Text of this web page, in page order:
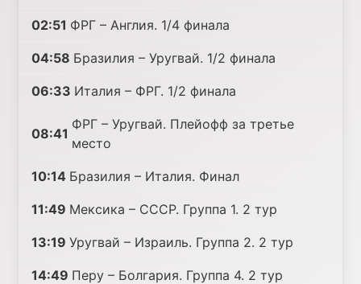
02:51 ФРГ – Англия. 1/4 финала
04:58 Бразилия – Уругвай. 1/2 финала
06:33 Италия – ФРГ. 1/2 финала
08:41
ФРГ – Уругвай. Плейофф за третье
место
10:14 Бразилия – Италия. Финал
11:49 Мексика – СССР. Группа 1. 2 тур
13:19 Уругвай – Израиль. Группа 2. 2 тур
14:49 Перу – Болгария. Группа 4. 2 тур